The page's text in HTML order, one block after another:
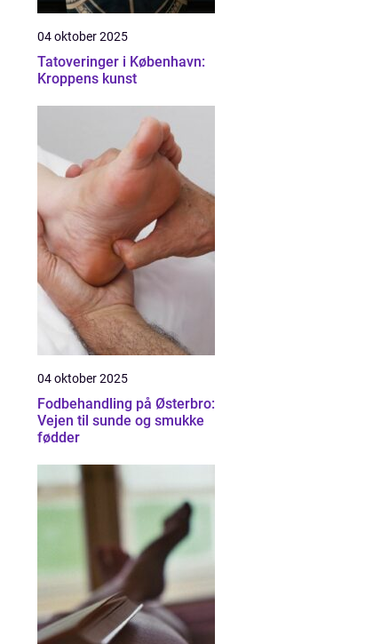
04 oktober 2025
Tatoveringer i København:
Kroppens kunst
04 oktober 2025
Fodbehandling på Østerbro:
Vejen til sunde og smukke
fødder